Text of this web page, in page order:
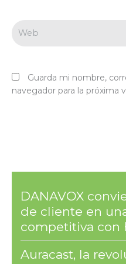
Guarda mi nombre,
navegador para la próxima
DANAVOX
de cliente en
competitiva con
Auracast, la